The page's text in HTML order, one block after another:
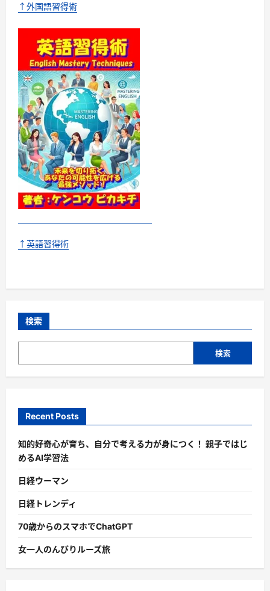
↑外国語習得術
↑英語習得術
検索
検索
Recent Posts
知的好奇心が育ち、自分で考える力が身につく！ 親子ではじ
めるAI学習法
日経ウーマン
日経トレンディ
70歳からのスマホでChatGPT
女一人のんびりルーズ旅